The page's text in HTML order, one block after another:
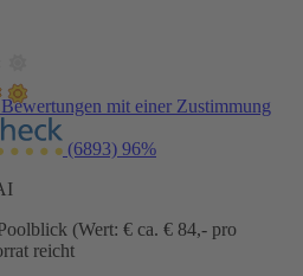
mit einer Zustimmung
(6893) 96%
(Wert: € ca. € 84,- pro
reicht